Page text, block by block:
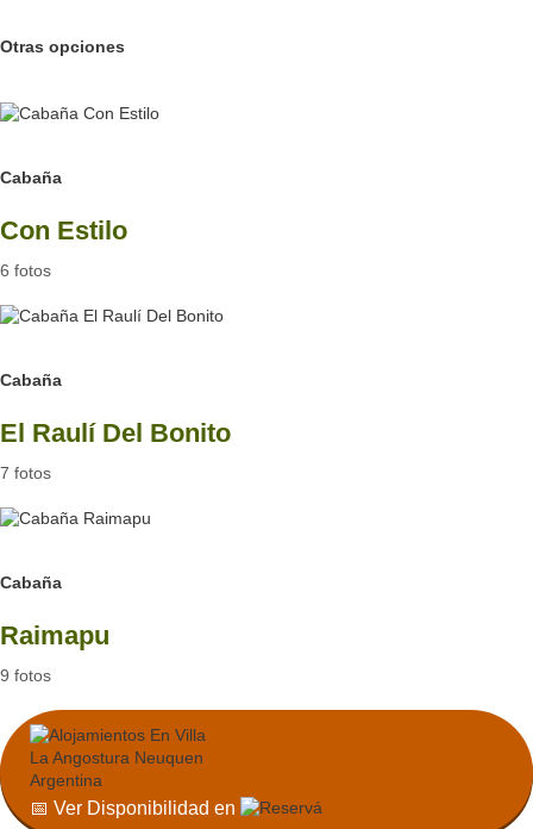
Otras opciones
Cabaña
Con Estilo
6 fotos
Cabaña
El Raulí Del Bonito
7 fotos
Cabaña
Raimapu
9 fotos
📅 Ver Disponibilidad en